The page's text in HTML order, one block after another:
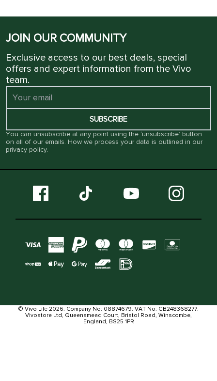
JOIN OUR COMMUNITY
Exclusive access to our best deals, special
offers and expert information from the Vivo
team.
SUBSCRIBE
You can unsubscribe at any point using the ‘unsubscribe’ button
on all of our emails. How we process your data is outlined in our
privacy policy.
© Vivo Life 2026. Company No: 08874679. VAT No: GB248368277.
Vivostore Ltd, Queensmead Court, Bristol Road, Winscombe,
England, BS25 1PR